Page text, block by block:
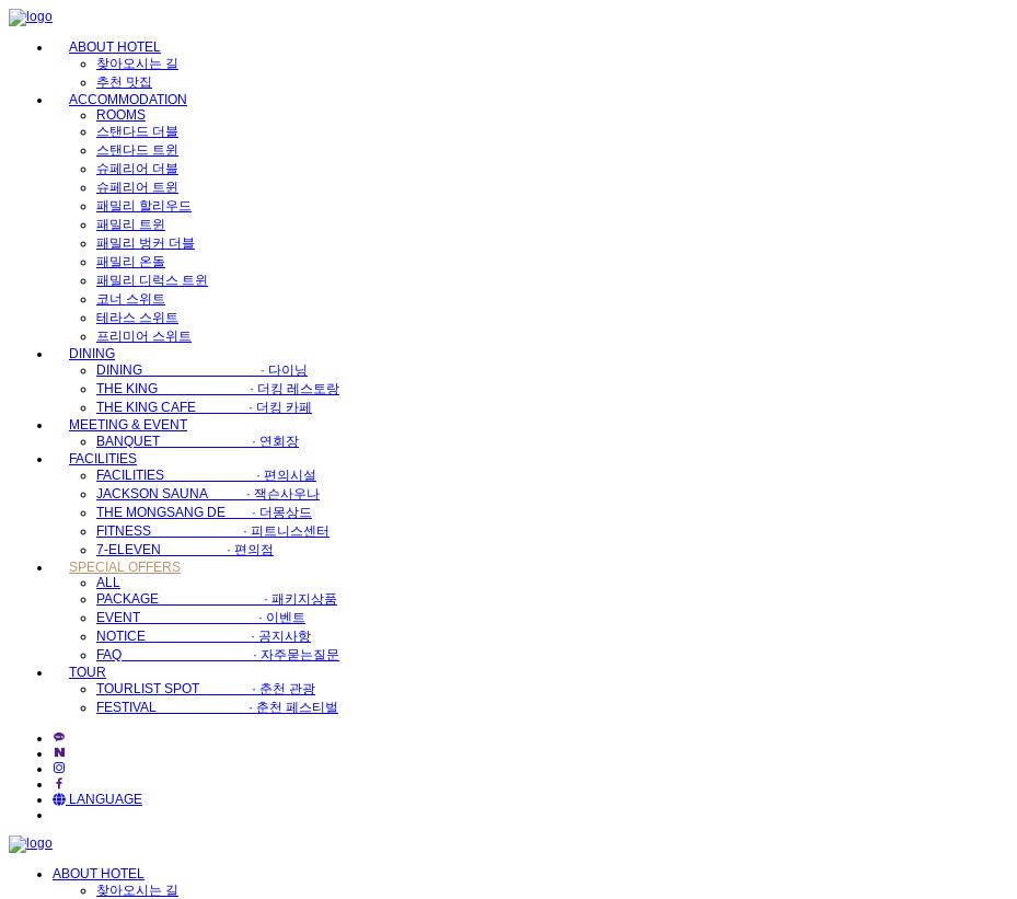
메
ABOUT HOTEL
찾아오시는 길
추천 맛집
ACCOMMODATION
ROOMS
스탠다드 더블
스탠다드 트윈
슈페리어 더블
슈페리어 트윈
패밀리 할리우드
패밀리 트윈
패밀리 벙커 더블
패밀리 온돌
패밀리 디럭스 트윈
코너 스위트
테라스 스위트
프리미어 스위트
DINING
DINING · 다이닝
THE KING · 더킹 레스토랑
THE KING CAFE · 더킹 카페
MEETING & EVENT
BANQUET · 연회장
FACILITIES
FACILITIES · 편의시설
JACKSON SAUNA · 잭슨사우나
THE MONGSANG DE · 더몽상드
FITNESS · 피트니스센터
7-ELEVEN · 편의점
SPECIAL OFFERS
ALL
PACKAGE · 패키지상품
EVENT · 이벤트
NOTICE · 공지사항
FAQ · 자주묻는질문
TOUR
TOURLIST SPOT · 춘천 관광
FESTIVAL · 춘천 페스티벌
LANGUAGE
ABOUT HOTEL
찾아오시는 길